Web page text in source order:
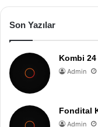
Son Yazılar
Kombi 24
Admin
Fondital
Admin